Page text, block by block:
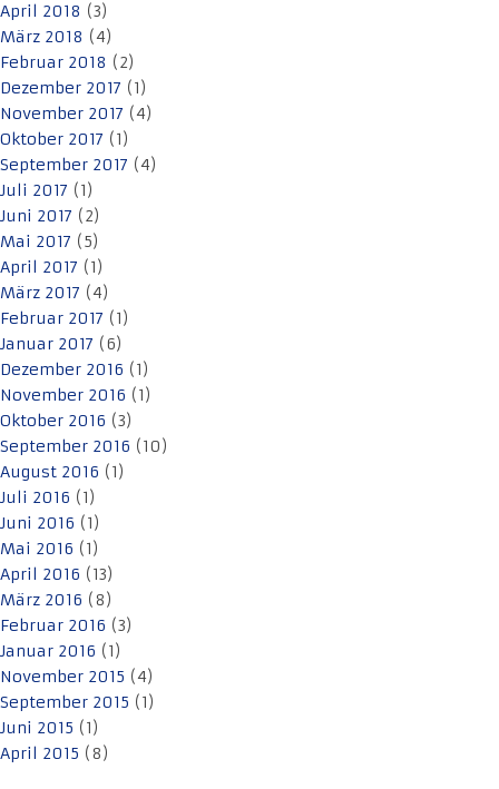
April 2018 (3)
März 2018 (4)
Februar 2018 (2)
Dezember 2017 (1)
November 2017 (4)
Oktober 2017 (1)
September 2017 (4)
Juli 2017 (1)
Juni 2017 (2)
Mai 2017 (5)
April 2017 (1)
März 2017 (4)
Februar 2017 (1)
Januar 2017 (6)
Dezember 2016 (1)
November 2016 (1)
Oktober 2016 (3)
September 2016 (10)
August 2016 (1)
Juli 2016 (1)
Juni 2016 (1)
Mai 2016 (1)
April 2016 (13)
März 2016 (8)
Februar 2016 (3)
Januar 2016 (1)
November 2015 (4)
September 2015 (1)
Juni 2015 (1)
April 2015 (8)